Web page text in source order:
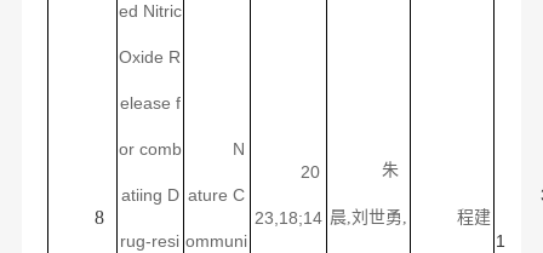
8
ed Nitric
Oxide R
elease f
or comb
atiing D
rug-resi
N
ature C
ommuni
20
23,18;14
朱
晨,刘世勇, 程建
1